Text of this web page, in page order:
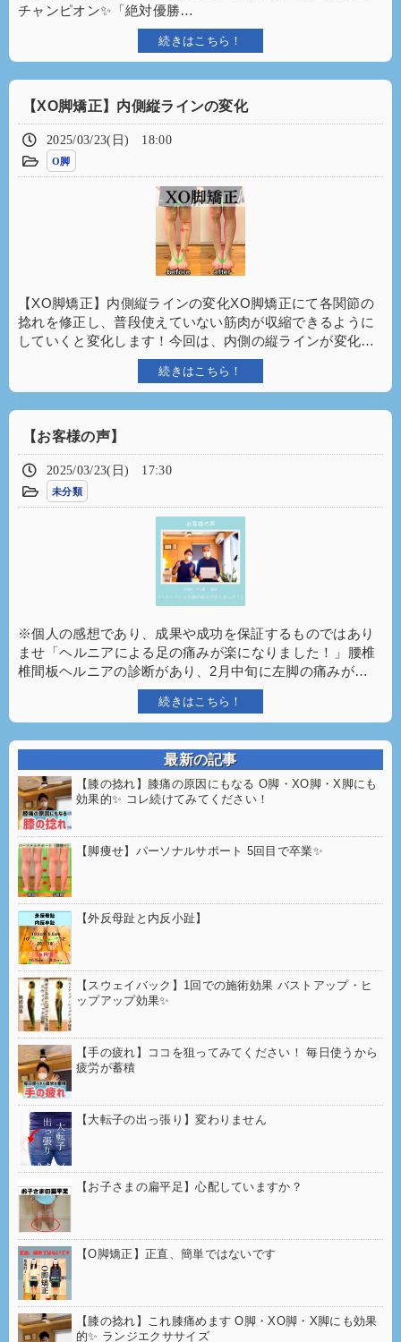
チャンピオン✨⁡「絶対優勝…
続きはこちら！
【XO脚矯正】内側縦ラインの変化
2025/03/23(日) 18:00
O脚
【XO脚矯正】内側縦ラインの変化⁡XO脚矯正にて各関節の
捻れを修正し、普段使えていない筋肉が収縮できるように
していくと変化します！⁡今回は、内側の縦ラインが変化…
続きはこちら！
【お客様の声】
2025/03/23(日) 17:30
未分類
※個人の感想であり、成果や成功を保証するものではあり
ませ⁡「ヘルニアによる足の痛みが楽になりました！」⁡⁡腰椎
椎間板ヘルニアの診断があり、2月中旬に左脚の痛みが…
続きはこちら！
最新の記事
【膝の捻れ】膝痛の原因にもなる O脚・XO脚・X脚にも
効果的✨ コレ続けてみてください！
【脚痩せ】パーソナルサポート 5回目で卒業✨
【外反母趾と内反小趾】
【スウェイバック】1回での施術効果 バストアップ・ヒ
ップアップ効果✨
【手の疲れ】ココを狙ってみてください！ 毎日使うから
疲労が蓄積
【大転子の出っ張り】変わりません
【お子さまの扁平足】心配していますか？
【O脚矯正】正直、簡単ではないです
【膝の捻れ】これ膝痛めます O脚・XO脚・X脚にも効果
的✨ ランジエクササイズ